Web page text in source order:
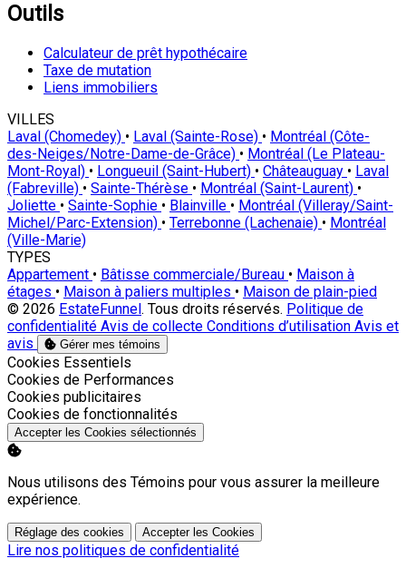
Outils
Calculateur de prêt hypothécaire
Taxe de mutation
Liens immobiliers
VILLES
Laval (Chomedey) • Laval (Sainte-Rose) • Montréal (Côte-
des-Neiges/Notre-Dame-de-Grâce) • Montréal (Le Plateau-
Mont-Royal) • Longueuil (Saint-Hubert) • Châteauguay • Laval
(Fabreville) • Sainte-Thérèse • Montréal (Saint-Laurent) •
Joliette • Sainte-Sophie • Blainville • Montréal (Villeray/Saint-
Michel/Parc-Extension) • Terrebonne (Lachenaie) • Montréal
(Ville-Marie)
TYPES
Appartement • Bâtisse commerciale/Bureau • Maison à
étages • Maison à paliers multiples • Maison de plain-pied
© 2026 EstateFunnel. Tous droits réservés. Politique de
confidentialité Avis de collecte Conditions d’utilisation Avis et
avis
Gérer mes témoins
Activer
Cookies Essentiels
Activer
Cookies de Performances
Activer
Cookies publicitaires
Activer
Cookies de fonctionnalités
Accepter les Cookies sélectionnés
Nous utilisons des Témoins pour vous assurer la meilleure
expérience.
Réglage des cookies Accepter les Cookies
Lire nos politiques de confidentialité